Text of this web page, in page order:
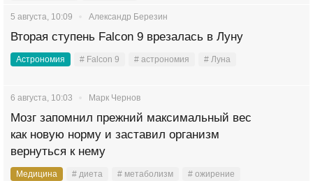
5 августа, 10:09 Александр Березин
Вторая ступень Falcon 9 врезалась в Луну
Астрономия # Falcon 9 # астрономия # Луна
6 августа, 10:03 Марк Чернов
Мозг запомнил прежний максимальный вес
как новую норму и заставил организм
вернуться к нему
Медицина # диета # метаболизм
# ожирение